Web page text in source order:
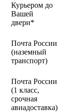
Курьером до
Вашей
двери*
Почта России
(наземный
транспорт)
Почта России
(1 класс,
срочная
авиадоставка)